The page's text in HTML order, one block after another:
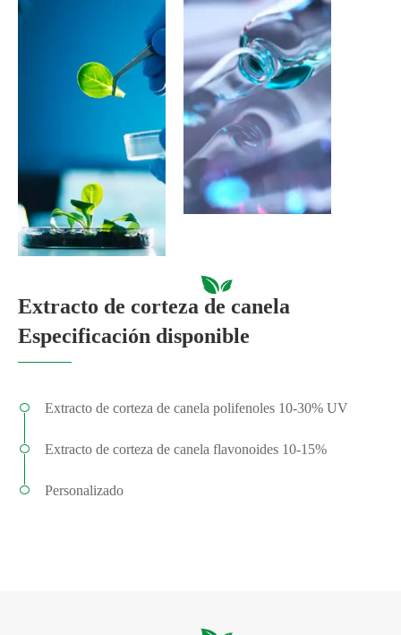
Extracto de corteza de canela
Especificación disponible
Extracto de corteza de canela polifenoles 10-30% UV
Extracto de corteza de canela flavonoides 10-15%
Personalizado